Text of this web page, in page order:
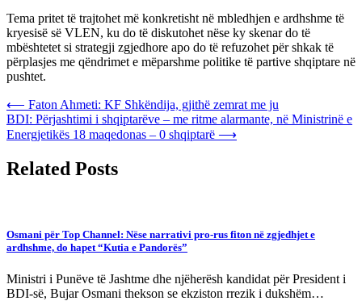
Tema pritet të trajtohet më konkretisht në mbledhjen e ardhshme të
kryesisë së VLEN, ku do të diskutohet nëse ky skenar do të
mbështetet si strategji zgjedhore apo do të refuzohet për shkak të
përplasjes me qëndrimet e mëparshme politike të partive shqiptare në
pushtet.
Post
navigation
⟵ Faton Ahmeti: KF Shkëndija, gjithë zemrat me ju
BDI: Përjashtimi i shqiptarëve – me ritme alarmante, në Ministrinë e
Energjetikës 18 maqedonas – 0 shqiptarë ⟶
Related Posts
Osmani për Top Channel: Nëse narrativi pro-rus fiton në zgjedhjet e
ardhshme, do hapet “Kutia e Pandorës”
Ministri i Punëve të Jashtme dhe njëherësh kandidat për President i
BDI-së, Bujar Osmani thekson se ekziston rrezik i dukshëm…